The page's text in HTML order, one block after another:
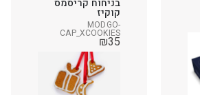
בניחוח קריסמס
קוקיז
MODGO-
CAP_XCOOKIES
₪35